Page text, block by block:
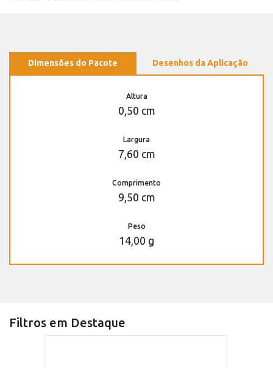
Dimensões do Pacote Desenhos da Aplicação
Altura
0,50 cm
Largura
7,60 cm
Comprimento
9,50 cm
Peso
14,00 g
Filtros em Destaque